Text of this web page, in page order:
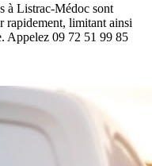
à Listrac-Médoc sont
rapidement, limitant ainsi
Appelez 09 72 51 99 85